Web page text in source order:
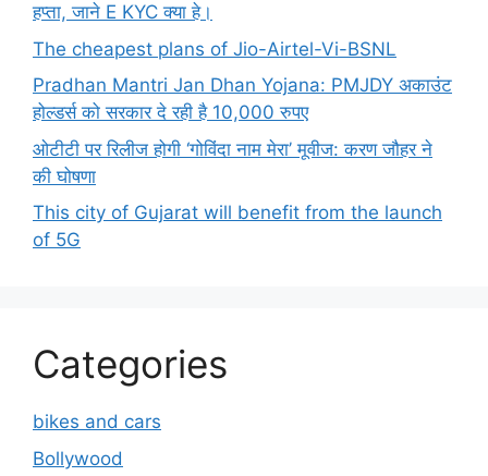
हप्ता, जाने E KYC क्या हे।
The cheapest plans of Jio-Airtel-Vi-BSNL
Pradhan Mantri Jan Dhan Yojana: PMJDY अकाउंट
होल्डर्स को सरकार दे रही है 10,000 रुपए
ओटीटी पर रिलीज होगी ‘गोविंदा नाम मेरा’ मूवीज: करण जौहर ने
की घोषणा
This city of Gujarat will benefit from the launch
of 5G
Categories
bikes and cars
Bollywood